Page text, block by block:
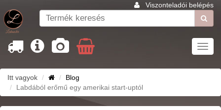
Viszonteladói belépés
Itt vagyok
Blog
Labdából erőmű egy amerikai start-uptól